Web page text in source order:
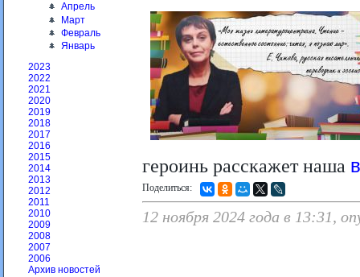
Апрель
Март
Февраль
Январь
2023
2022
2021
2020
2019
2018
2017
2016
2015
2014
2013
2012
2011
2010
2009
2008
2007
2006
Архив новостей
героинь расскажет наша
Поделиться:
12 ноября 2024 года в 13:31,